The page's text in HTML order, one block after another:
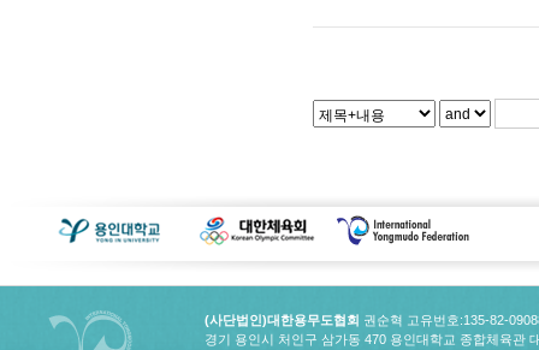
(사단법인)대한용무도협회 권순혁 고유번호:135-82-
경기 용인시 처인구 삼가동 470 용인대학교 종합체육관